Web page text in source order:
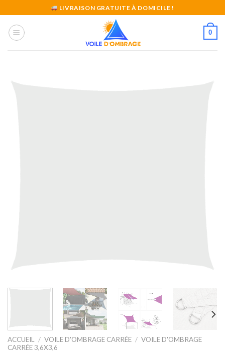
to
content
LIVRAISON GRATUITE À DOMICILE !
0
ACCUEIL / VOILE D'OMBRAGE CARRÉE / VOILE D'OMBRAGE
CARRÉE 3,6X3,6